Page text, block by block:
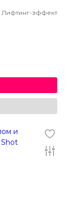
Лифтинг-эффект